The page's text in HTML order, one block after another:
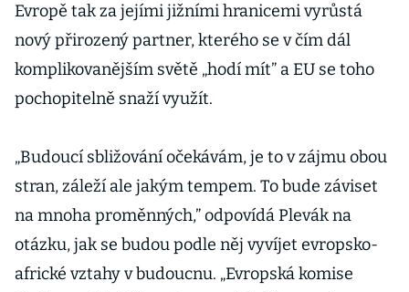
Evropě tak za jejími jižními hranicemi vyrůstá
nový přirozený partner, kterého se v čím dál
komplikovanějším světě „hodí mít” a EU se toho
pochopitelně snaží využít.
„Budoucí sbližování očekávám, je to v zájmu obou
stran, záleží ale jakým tempem. To bude záviset
na mnoha proměnných,” odpovídá Plevák na
otázku, jak se budou podle něj vyvíjet evropsko-
africké vztahy v budoucnu. „Evropská komise